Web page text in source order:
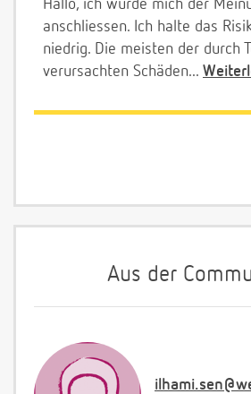
Hallo, ich würde mich der
anschliessen. Ich halte das
niedrig. Die meisten der durch
verursachten Schäden...
Aus der